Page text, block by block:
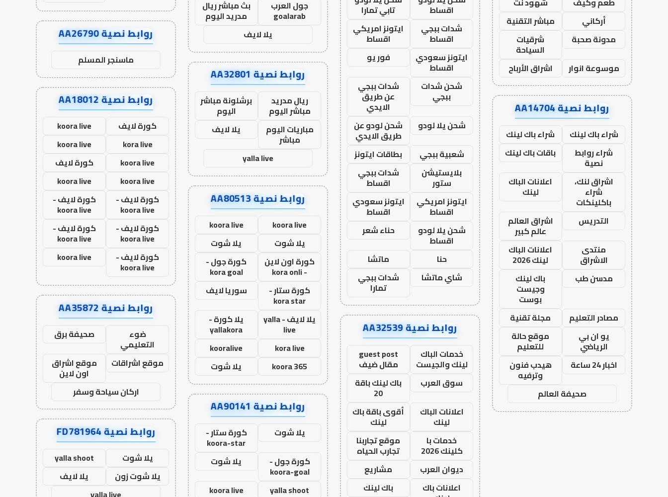
أركاني
مباشر التقنية
مدونة صحبة
شرقيات
السياحة
موسوعة انوار
اشراق الأرباح
روابط نصية AA14704
شراء باك لينك
شراء باك لينك
شراء روابط
نصية
باقات باك لينك
اشراق لنك،
شراء
باكلينكات
اعلانات الباك
لينك
التدريس
اشراق العالم
عالم كبير
منتدى
الاشراق
اعلانات الباك
لينك 2026
مدسن طب
باك لينك
وجيست
بوست
مصادر التعليم
مجلة تقنية
يو ان بي
الرياضي
موقع حالة
للتعليم
اخبار 24 ساعة
هيدب فنون
وترفيه
صحيفة العالم
اقساط
تابي تمارا
شدات ببجي
اقساط
ايتونز امريكي
اقساط
ايتونز سعودي
اقساط
فور يو
شحن شدات
ببجي
شدات ببجي
عن طريق
الايدي
شحن يلا لودو
شحن لودو عن
طريق الايدي
شعبية ببجي
بطاقات ايتونز
بلايستيشن
ستور
شدات ببجي
اقساط
ايتونز امريكي
اقساط
ايتونز سعودي
اقساط
شحن يلا لودو
اقساط
حناء شعر
حنا
ماتشا
شاي ماتشا
شدات ببجي
تمارا
روابط نصية AA32539
خدمات الباك
لينك والجيست
guest post
مقال ضيف
سوق العرب
باك لينك باقة
20
اعلانات الباك
لينك
أقوى باقة باك
لينك
خدمات با
كلينك 2026
موقع تجاربنا
تجارب الحياه
ديوان العرب
مشاريع
اعلانات باك
باك لينك
جول العرب
goalarab
بث مباشر ريال
مدريد اليوم
يلا لايف
روابط نصية AA32801
ريال مدريد
مباشر اليوم
برشلونة مباشر
اليوم
مباريات اليوم
مباشر
يلا لايف
yalla live
روابط نصية AA80513
koora live
koora live
يلا شوت
يلا شوت
كورة اون لاين
- kora onli
كورة جول -
kora goal
كورة ستار -
kora star
سوريا لايف
يلا لايف - yalla
live
يلا كورة -
yallakora
kora live
kooralive
koora 365
يلا شوت
روابط نصية AA90141
يلا شوت كورة ستار -
koora-star
كورة جول -
koora-goal
يلا شوت
yalla shoot
koora live
روابط نصية AA26790
ماسنجر المسلم
روابط نصية AA18012
كورة لايف
koora live
kora live
koora live
koora live
كورة لايف
koora live
koora live
كورة لايف -
koora live
كورة لايف -
koora live
كورة لايف -
koora live
كورة لايف -
koora live
كورة لايف -
koora live
koora live
روابط نصية AA35872
ضوء
التعليمي
صحيفة برق
موقع اشراقات
موقع اشراق
اون لاين
اركان سياحة وسفر
روابط نصية FD781964
يلا شوت
yalla shoot
يلا شوت زون
يلا لايف